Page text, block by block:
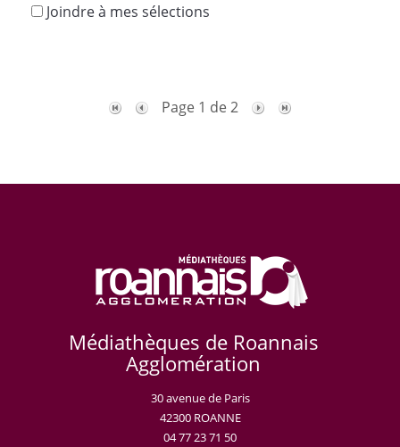
Joindre à mes sélections
Page 1 de 2
Médiathèques de Roannais
Agglomération
30 avenue de Paris
42300 ROANNE
04 77 23 71 50